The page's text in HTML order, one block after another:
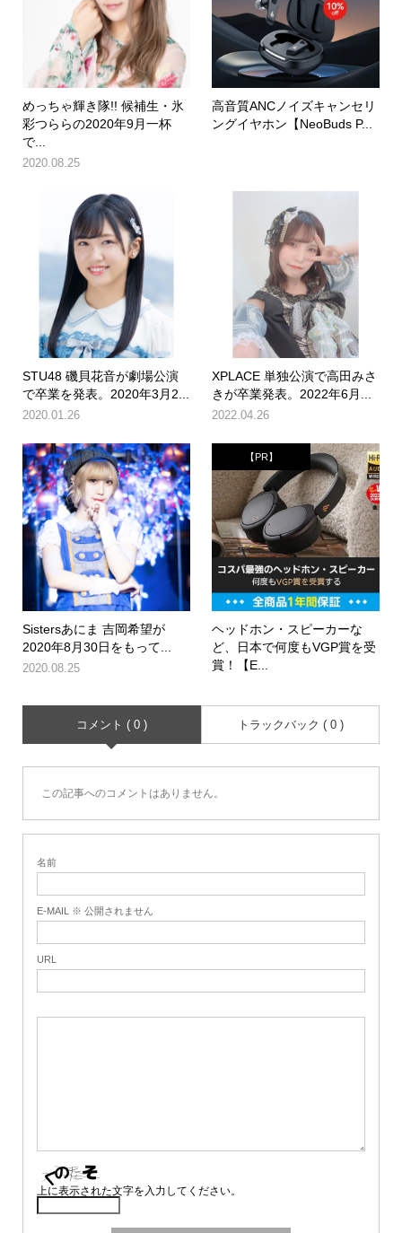
めっちゃ輝き隊!! 候補生・氷
彩つららの2020年9月一杯
で...
2020.08.25
高音質ANCノイズキャンセリ
ングイヤホン【NeoBuds P...
STU48 磯貝花音が劇場公演
で卒業を発表。2020年3月2...
2020.01.26
XPLACE 単独公演で高田みさ
きが卒業発表。2022年6月...
2022.04.26
Sistersあにま 吉岡希望が
2020年8月30日をもって...
2020.08.25
【PR】
ヘッドホン・スピーカーな
ど、日本で何度もVGP賞を受
賞！【E...
コメント ( 0 ) トラックバック ( 0 )
この記事へのコメントはありません。
名前
E-MAIL ※ 公開されません
URL
上に表示された文字を入力してください。